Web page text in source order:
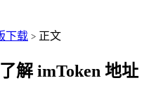
下载 > 正文
解 imToken 地址